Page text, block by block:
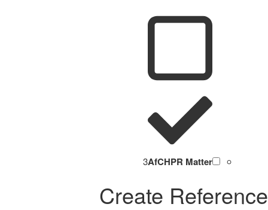
AfCHPR Matter
3
Create Reference